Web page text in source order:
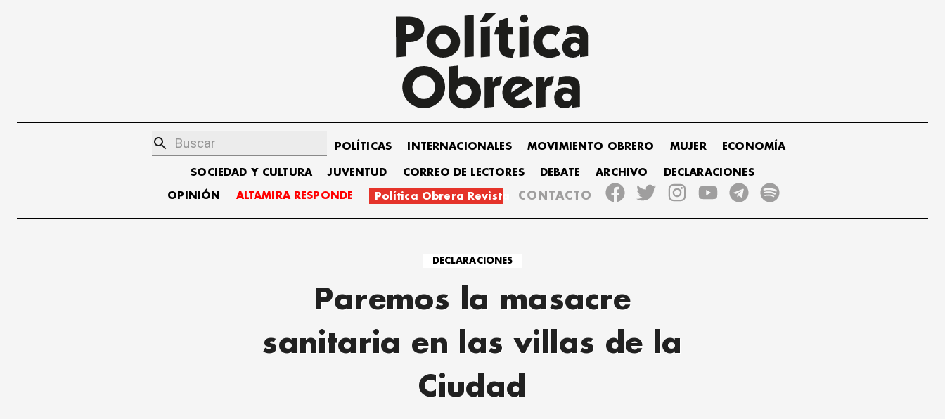
POLÍTICAS INTERNACIONALES MOVIMIENTO OBRERO MUJER ECONOMÍA
SOCIEDAD Y CULTURA JUVENTUD CORREO DE LECTORES DEBATE ARCHIVO DECLARACIONES
OPINIÓN ALTAMIRA RESPONDE Política Obrera Revista CONTACTO
DECLARACIONES
Paremos la masacre
sanitaria en las villas de la
Ciudad